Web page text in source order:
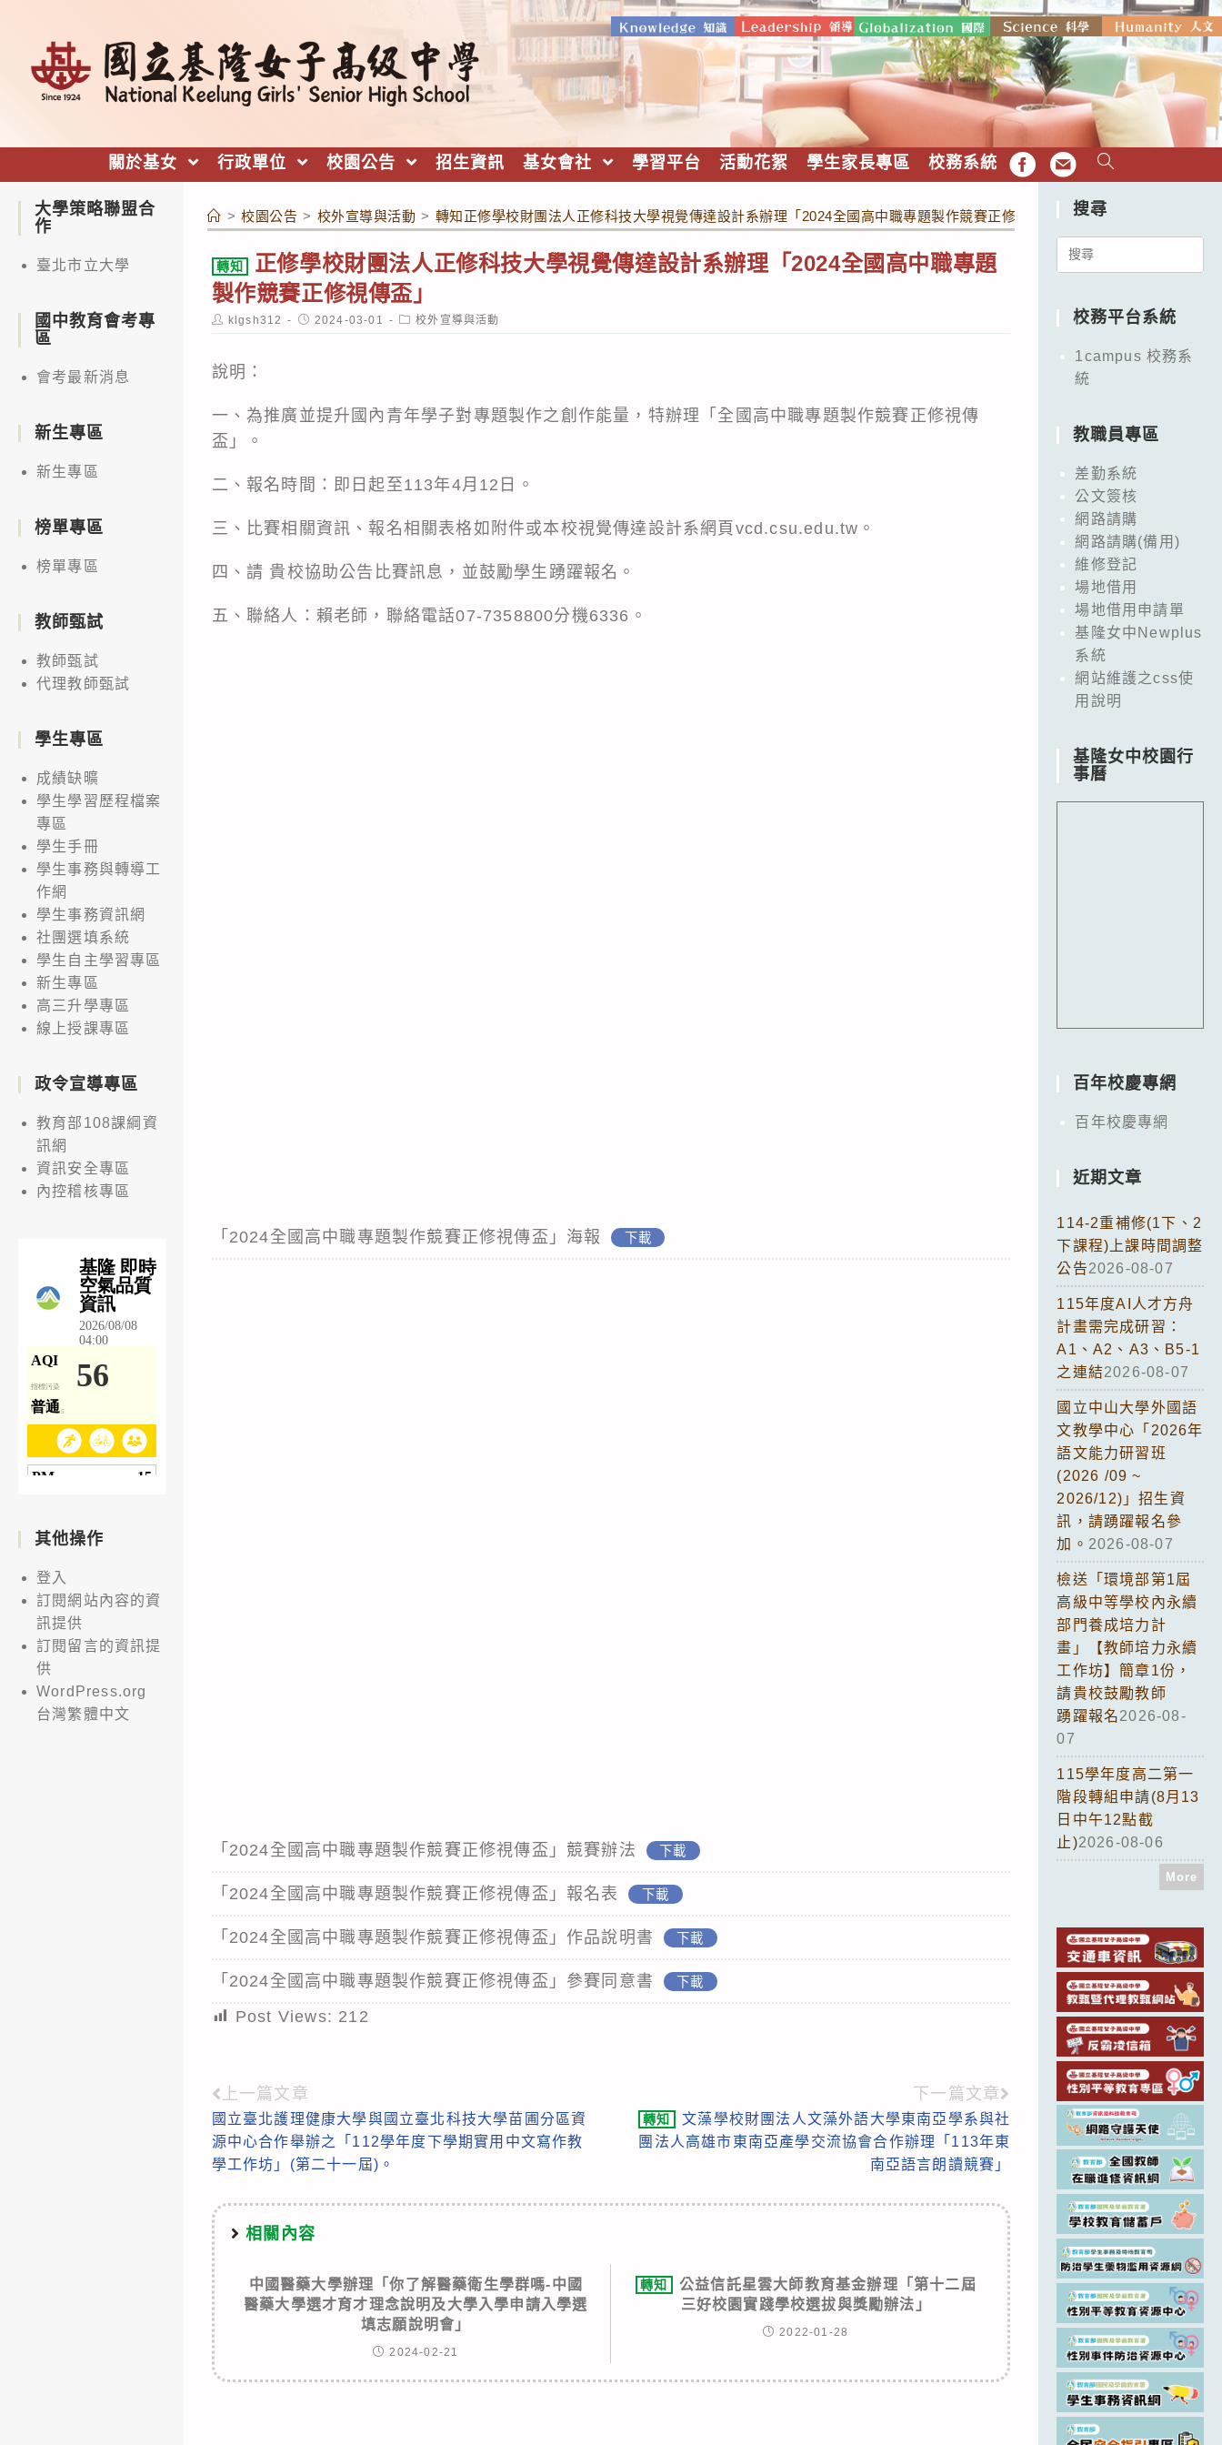
關於基女 行政單位 校園公告 招生資訊 基女會社 學習平台 活動花絮 學生家長專區 校務系統 FB EMAIL
> 校園公告 > 校外宣導與活動 > 轉知正修學校財團法人正修科技大學視覺傳達設計系辦理「2024全國高中職專題製作競賽正修視傳盃」
轉知
正修學校財團法人正修科技大學視覺傳達設計系辦理「2024全國高中職專題
製作競賽正修視傳盃」
Post
author:
klgsh312
Post
published:
2024-03-01
Post
category:
校外宣導與活動
說明：
一、為推廣並提升國內青年學子對專題製作之創作能量，特辦理「全國高中職專題製作競賽正修視傳
盃」。
二、報名時間：即日起至113年4月12日。
三、比賽相關資訊、報名相關表格如附件或本校視覺傳達設計系網頁vcd.csu.edu.tw。
四、請 貴校協助公告比賽訊息，並鼓勵學生踴躍報名。
五、聯絡人：賴老師，聯絡電話07-7358800分機6336。
「2024全國高中職專題製作競賽正修視傳盃」海報 下載
「2024全國高中職專題製作競賽正修視傳盃」競賽辦法 下載
「2024全國高中職專題製作競賽正修視傳盃」報名表 下載
「2024全國高中職專題製作競賽正修視傳盃」作品說明書 下載
「2024全國高中職專題製作競賽正修視傳盃」參賽同意書 下載
Post Views: 212
Read
more
articles
上一篇文章
國立臺北護理健康大學與國立臺北科技大學苗圃分區資
源中心合作舉辦之「112學年度下學期實用中文寫作教
學工作坊」(第二十一屆)。
下一篇文章
轉知
文藻學校財團法人文藻外語大學東南亞學系與社
團法人高雄市東南亞產學交流協會合作辦理「113年東
南亞語言朗讀競賽」
相關內容
中國醫藥大學辦理「你了解醫藥衛生學群嗎-中國
醫藥大學選才育才理念說明及大學入學申請入學選
填志願說明會」
2024-02-21
轉知
公益信託星雲大師教育基金辦理「第十二屆
三好校園實踐學校選拔與獎勵辦法」
2022-01-28
大學策略聯盟合
作
臺北市立大學
國中教育會考專
區
會考最新消息
新生專區
新生專區
榜單專區
榜單專區
教師甄試
教師甄試
代理教師甄試
學生專區
成績缺曠
學生學習歷程檔案
專區
學生手冊
學生事務與轉導工
作網
學生事務資訊網
社團選填系統
學生自主學習專區
新生專區
高三升學專區
線上授課專區
政令宣導專區
教育部108課綱資
訊網
資訊安全專區
內控稽核專區
其他操作
登入
訂閱網站內容的資
訊提供
訂閱留言的資訊提
供
WordPress.org
台灣繁體中文
搜尋
Search
校務平台系統
1campus 校務系
統
教職員專區
差勤系統
公文簽核
網路請購
網路請購(備用)
維修登記
場地借用
場地借用申請單
基隆女中Newplus
系統
網站維護之css使
用說明
基隆女中校園行
事曆
百年校慶專網
百年校慶專網
近期文章
114-2重補修(1下、2
下課程)上課時間調整
公告2026-08-07
115年度AI人才方舟
計畫需完成研習：
A1、A2、A3、B5-1
之連結2026-08-07
國立中山大學外國語
文教學中心「2026年
語文能力研習班
(2026 /09 ~
2026/12)」招生資
訊，請踴躍報名參
加。 2026-08-07
檢送「環境部第1屆
高級中等學校內永續
部門養成培力計
畫」【教師培力永續
工作坊】簡章1份，
請貴校鼓勵教師
踴躍報名2026-08-
07
115學年度高二第一
階段轉組申請(8月13
日中午12點截
止)2026-08-06
More